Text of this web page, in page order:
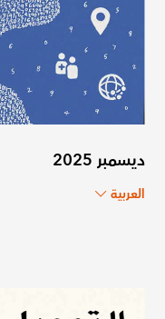
ديسمبر 2025
العربية